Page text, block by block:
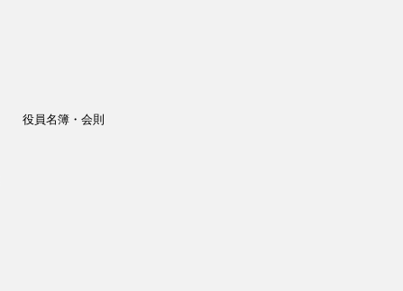
役員名簿・会則